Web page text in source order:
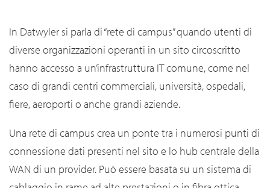
In Datwyler si parla di “rete di campus” quando utenti di
diverse organizzazioni operanti in un sito circoscritto
hanno accesso a un’infrastruttura IT comune, come nel
caso di grandi centri commerciali, università, ospedali,
fiere, aeroporti o anche grandi aziende.
Una rete di campus crea un ponte tra i numerosi punti di
connessione dati presenti nel sito e lo hub centrale della
WAN di un provider. Può essere basata su un sistema di